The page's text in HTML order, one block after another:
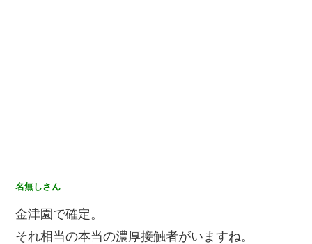
名無しさん
金津園で確定。
それ相当の本当の濃厚接触者がいますね。